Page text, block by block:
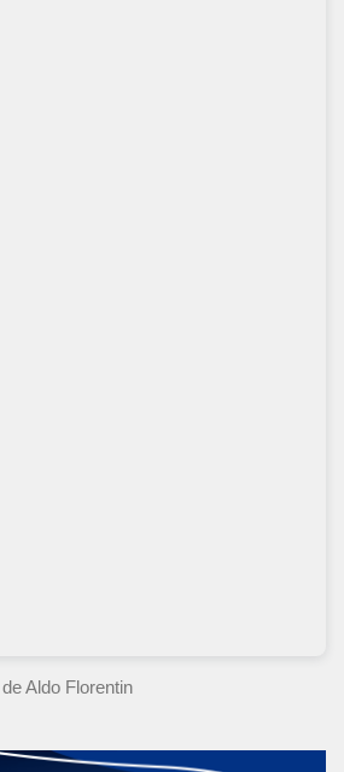
de Aldo Florentin